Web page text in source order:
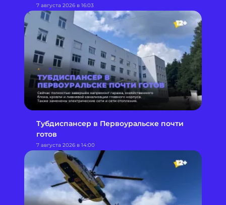
7 августа 2026 в 16:03
Тубдиспансер в Первоуральске почти
готов
7 августа 2026 в 14:00